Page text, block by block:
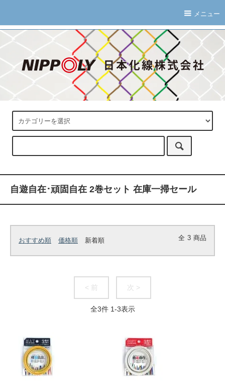
メニュー
自遊自在･頑固自在 2巻セット 在庫一掃セール
おすすめ順 価格順 新着順 全 3 商品
< 前 次 >
全3件 1-3表示